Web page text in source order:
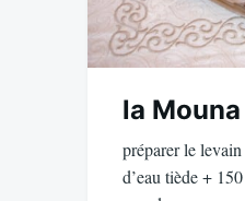
la
préparer le
d’eau tiède +